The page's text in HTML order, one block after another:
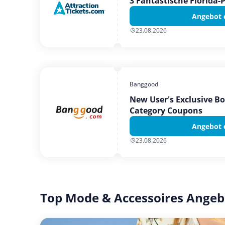
Angebot
23.08.2026
Banggood
New User's Exclusive
Category Coupons
Angebot
23.08.2026
Top Mode & Accessoires